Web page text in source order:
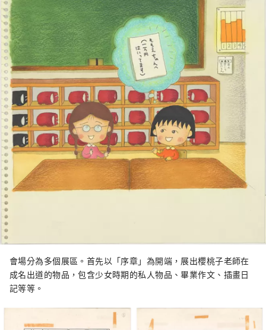
會場分為多個展區。首先以「序章」為開端，展出櫻桃子老師在
成名出道的物品，包含少女時期的私人物品、畢業作文、插畫日
記等等。